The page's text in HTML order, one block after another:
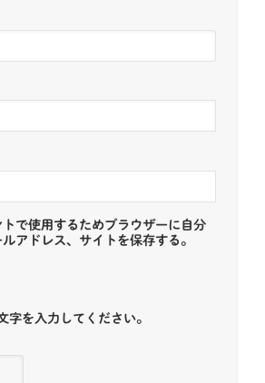
で使用するためブラウザーに自分
アドレス、サイトを保存する。
字を入力してください。